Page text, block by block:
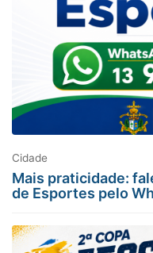
Cidade
Mais praticidade:
de Esportes pelo